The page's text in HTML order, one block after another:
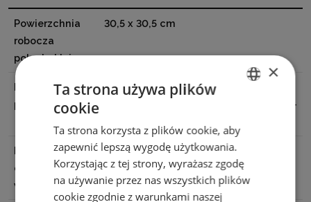
Powierzchnia
robocza
pokryta klejem
30,5 x 30,5 cm
Dane
producenta
BROTHER INDUSTRIES, LTD 15-1
Naeshiro-cho, Mizuho-ku, Nagoya 467-
Podmiot
odpowiedzialny
w UE
EMB Systems Spółka z o.o., 01-382
Warszawa, Szczotkarska 25, e-mail:
Biuro@emb.com.pl
POLISH
×
Ta strona używa plików
cookie
Ta strona korzysta z plików cookie, aby
zapewnić lepszą wygodę użytkowania.
Korzystając z tej strony, wyrażasz zgodę
na używanie przez nas wszystkich plików
cookie zgodnie z warunkami naszej